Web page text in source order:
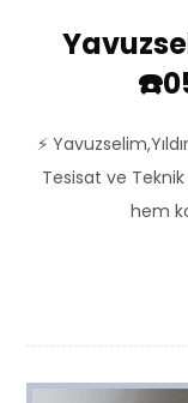
⚡
Tesisat ve Teknik
hem